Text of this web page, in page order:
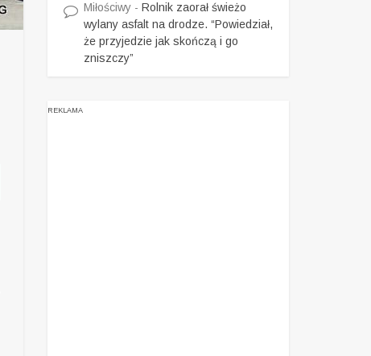
Miłościwy - Rolnik zaorał świeżo
wylany asfalt na drodze. “Powiedział,
że przyjedzie jak skończą i go
zniszczy”
REKLAMA